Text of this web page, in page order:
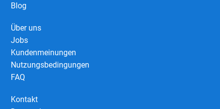
Blog
Über uns
Jobs
Kundenmeinungen
Nutzungsbedingungen
FAQ
Kontakt